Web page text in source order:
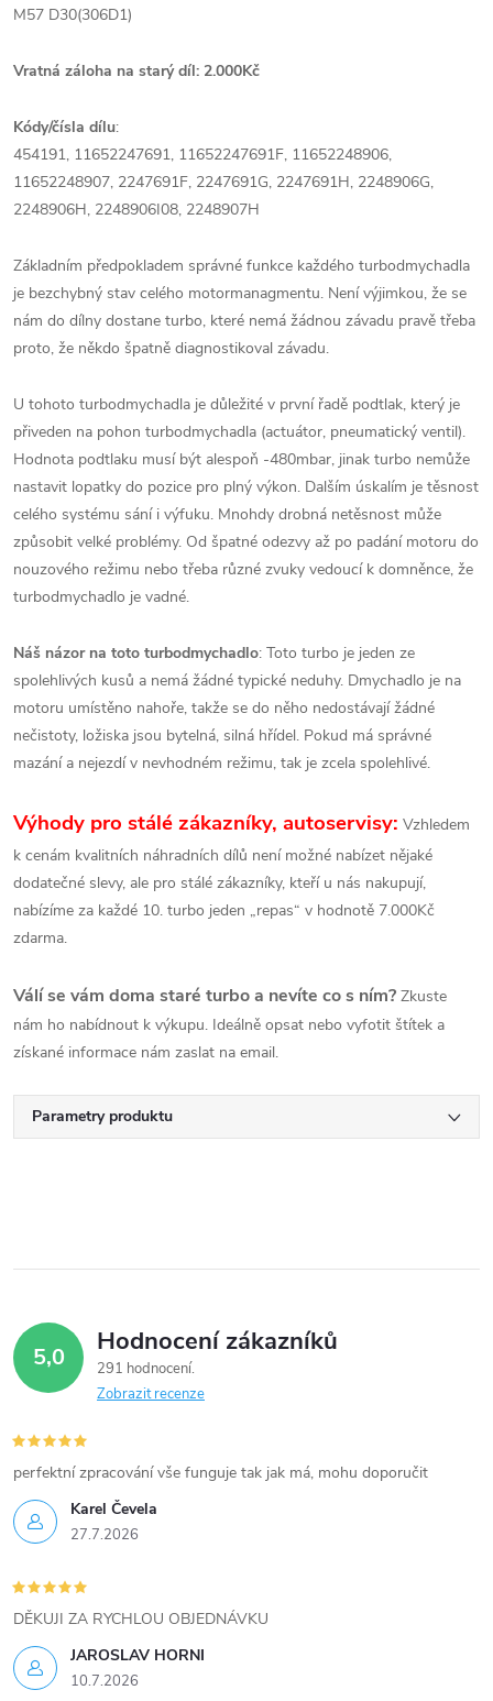
M57 D30(306D1)
Vratná záloha na starý díl: 2.000Kč
Kódy/čísla dílu:
454191, 11652247691, 11652247691F, 11652248906,
11652248907, 2247691F, 2247691G, 2247691H, 2248906G,
2248906H, 2248906I08, 2248907H
Základním předpokladem správné funkce každého turbodmychadla
je bezchybný stav celého motormanagmentu. Není výjimkou, že se
nám do dílny dostane turbo, které nemá žádnou závadu pravě třeba
proto, že někdo špatně diagnostikoval závadu.
U tohoto turbodmychadla je důležité v první řadě podtlak, který je
přiveden na pohon turbodmychadla (actuátor, pneumatický ventil).
Hodnota podtlaku musí být alespoň -480mbar, jinak turbo nemůže
nastavit lopatky do pozice pro plný výkon. Dalším úskalím je těsnost
celého systému sání i výfuku. Mnohdy drobná netěsnost může
způsobit velké problémy. Od špatné odezvy až po padání motoru do
nouzového režimu nebo třeba různé zvuky vedoucí k domněnce, že
turbodmychadlo je vadné.
Náš názor na toto turbodmychadlo: Toto turbo je jeden ze
spolehlivých kusů a nemá žádné typické neduhy. Dmychadlo je na
motoru umístěno nahoře, takže se do něho nedostávají žádné
nečistoty, ložiska jsou bytelná, silná hřídel. Pokud má správné
mazání a nejezdí v nevhodném režimu, tak je zcela spolehlivé.
Výhody pro stálé zákazníky, autoservisy: Vzhledem
k cenám kvalitních náhradních dílů není možné nabízet nějaké
dodatečné slevy, ale pro stálé zákazníky, kteří u nás nakupují,
nabízíme za každé 10. turbo jeden „repas“ v hodnotě 7.000Kč
zdarma.
Válí se vám doma staré turbo a nevíte co s ním? Zkuste
nám ho nabídnout k výkupu. Ideálně opsat nebo vyfotit štítek a
získané informace nám zaslat na email.
Parametry produktu
5,0 Hodnocení zákazníků
291 hodnocení
Zobrazit recenze
Karel Čevela
27.7.2026
perfektní zpracování vše funguje tak jak má, mohu doporučit
JAROSLAV HORNI
10.7.2026
DĚKUJI ZA RYCHLOU OBJEDNÁVKU